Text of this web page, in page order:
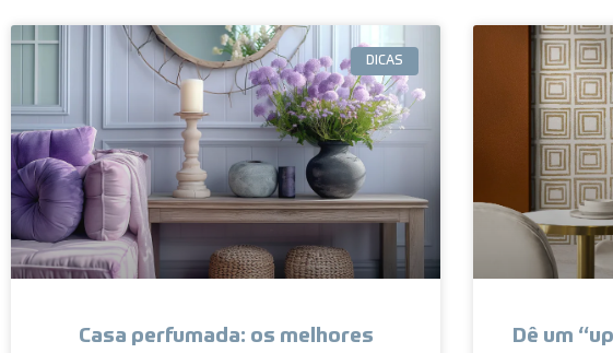
DICAS
Casa perfumada: os melhores
Dê um